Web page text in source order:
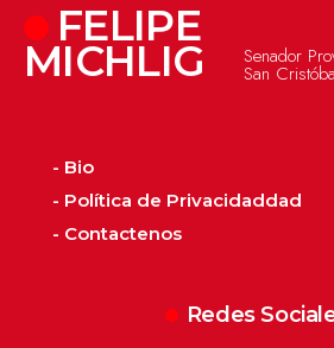
FELIPE
MICHLIG Senador
San
- Bio
- Política de Privacidaddad
- Contactenos
Redes